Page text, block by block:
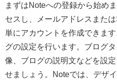
まずはNoteへの登録から始め
セスし、メールアドレスまた
単にアカウントを作成できま
グの設定を行います。ブログ
像、ブログの説明文などを設
せましょう。Noteでは、デザ